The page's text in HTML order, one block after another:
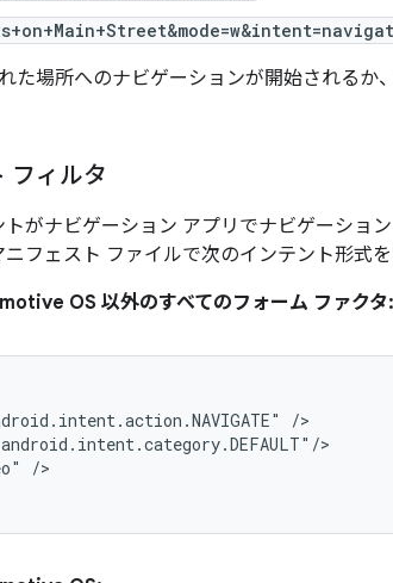
た場所へのナビゲーションが開始されるか
フィルタ
がナビゲーション アプリでナビゲーショ
フェスト ファイルで次のインテント形式を
OS 以外のすべてのフォーム ファクタ:
/>